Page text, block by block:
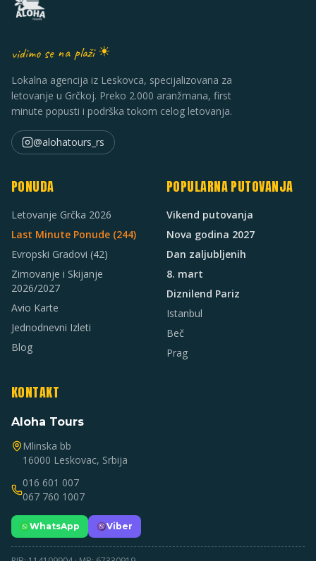
vidimo se na plaži ☀
Lokalna agencija iz Leskovca, specijalizovana za
letovanje u Grčkoj. Preko 2.000 aranžmana, first
minute popusti i podrška tokom celog letovanja.
@alohatours_rs
PONUDA
Letovanje Grčka 2026
Last Minute Ponude (244)
Evropski Gradovi (42)
Zimovanje i Skijanje
2026/2027
Avio Karte
Jednodnevni Izleti
Blog
POPULARNA PUTOVANJA
Vikend putovanja
Nova godina 2027
Dan zaljubljenih
8. mart
Diznilend Pariz
Istanbul
Beč
Prag
KONTAKT
Aloha Tours
Mlinska bb
16000 Leskovac, Srbija
016 601 007
067 760 1007
WhatsApp Viber